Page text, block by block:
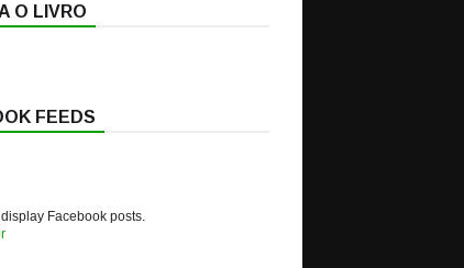
O LIVRO
FEEDS
Facebook posts.